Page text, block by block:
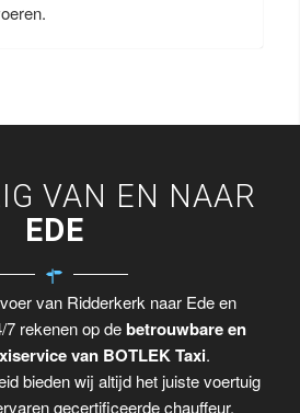
VAN EN NAAR
EDE
van Ridderkerk naar Ede en
7 rekenen op debetrouwbare en
van BOTLEK Taxi.
bieden wij altijd het juiste voertuig
gecertificeerde chauffeur.